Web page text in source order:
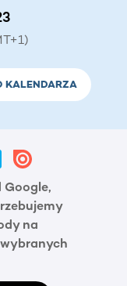
KALENDARZA
na